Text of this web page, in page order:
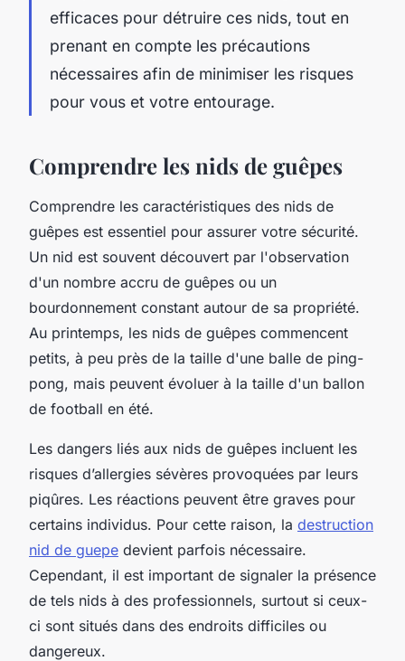
efficaces pour détruire ces nids, tout en
prenant en compte les précautions
nécessaires afin de minimiser les risques
pour vous et votre entourage.
Comprendre les nids de guêpes
Comprendre les caractéristiques des nids de
guêpes est essentiel pour assurer votre sécurité.
Un nid est souvent découvert par l'observation
d'un nombre accru de guêpes ou un
bourdonnement constant autour de sa propriété.
Au printemps, les nids de guêpes commencent
petits, à peu près de la taille d'une balle de ping-
pong, mais peuvent évoluer à la taille d'un ballon
de football en été.
Les dangers liés aux nids de guêpes incluent les
risques d’allergies sévères provoquées par leurs
piqûres. Les réactions peuvent être graves pour
certains individus. Pour cette raison, la destruction
nid de guepe devient parfois nécessaire.
Cependant, il est important de signaler la présence
de tels nids à des professionnels, surtout si ceux-
ci sont situés dans des endroits difficiles ou
dangereux.